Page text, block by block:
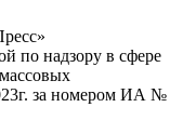
по надзору в сфере
за номером ИА №